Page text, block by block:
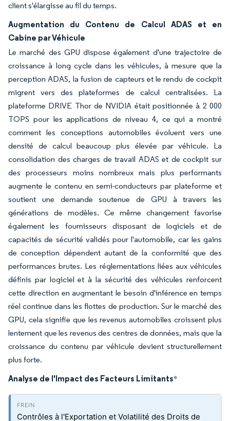
client s'élargisse au fil du temps.
Augmentation du Contenu de Calcul ADAS et en
Cabine par Véhicule
Le marché des GPU dispose également d'une trajectoire de
croissance à long cycle dans les véhicules, à mesure que la
perception ADAS, la fusion de capteurs et le rendu de cockpit
migrent vers des plateformes de calcul centralisées. La
plateforme DRIVE Thor de NVIDIA était positionnée à 2 000
TOPS pour les applications de niveau 4, ce qui a montré
comment les conceptions automobiles évoluent vers une
densité de calcul beaucoup plus élevée par véhicule. La
consolidation des charges de travail ADAS et de cockpit sur
des processeurs moins nombreux mais plus performants
augmente le contenu en semi-conducteurs par plateforme et
soutient une demande soutenue de GPU à travers les
générations de modèles. Ce même changement favorise
également les fournisseurs disposant de logiciels et de
capacités de sécurité validés pour l'automobile, car les gains
de conception dépendent autant de la conformité que des
performances brutes. Les réglementations liées aux véhicules
définis par logiciel et à la sécurité des véhicules renforcent
cette direction en augmentant le besoin d'inférence en temps
réel continue dans les flottes de production. Sur le marché des
GPU, cela signifie que les revenus automobiles croissent plus
lentement que les revenus des centres de données, mais que la
croissance du contenu par véhicule devient structurellement
plus forte.
Analyse de l'Impact des Facteurs Limitants*
Contrôles à l'Exportation et Volatilité des Droits de